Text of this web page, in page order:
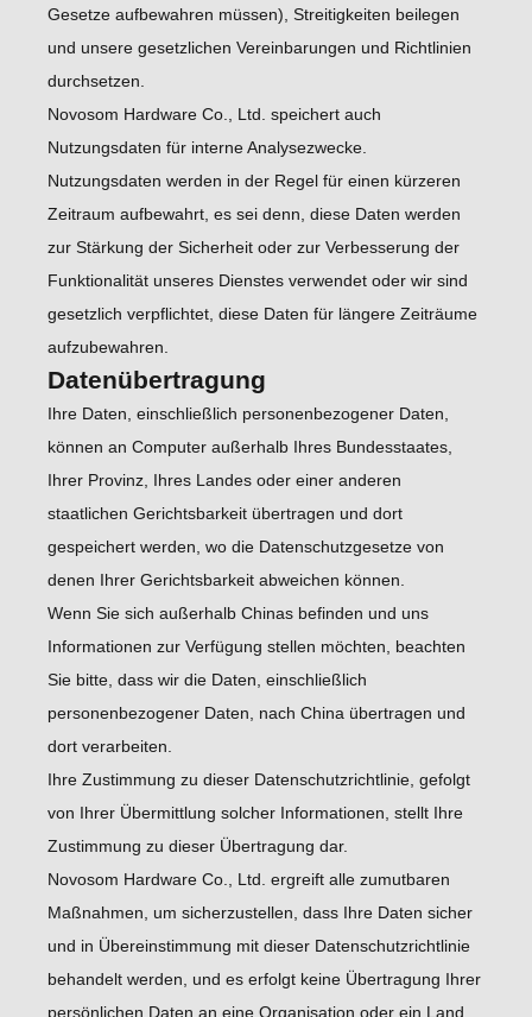
Gesetze aufbewahren müssen), Streitigkeiten beilegen
und unsere gesetzlichen Vereinbarungen und Richtlinien
durchsetzen.
Novosom Hardware Co., Ltd. speichert auch
Nutzungsdaten für interne Analysezwecke.
Nutzungsdaten werden in der Regel für einen kürzeren
Zeitraum aufbewahrt, es sei denn, diese Daten werden
zur Stärkung der Sicherheit oder zur Verbesserung der
Funktionalität unseres Dienstes verwendet oder wir sind
gesetzlich verpflichtet, diese Daten für längere Zeiträume
aufzubewahren.
Datenübertragung
Ihre Daten, einschließlich personenbezogener Daten,
können an Computer außerhalb Ihres Bundesstaates,
Ihrer Provinz, Ihres Landes oder einer anderen
staatlichen Gerichtsbarkeit übertragen und dort
gespeichert werden, wo die Datenschutzgesetze von
denen Ihrer Gerichtsbarkeit abweichen können.
Wenn Sie sich außerhalb Chinas befinden und uns
Informationen zur Verfügung stellen möchten, beachten
Sie bitte, dass wir die Daten, einschließlich
personenbezogener Daten, nach China übertragen und
dort verarbeiten.
Ihre Zustimmung zu dieser Datenschutzrichtlinie, gefolgt
von Ihrer Übermittlung solcher Informationen, stellt Ihre
Zustimmung zu dieser Übertragung dar.
Novosom Hardware Co., Ltd. ergreift alle zumutbaren
Maßnahmen, um sicherzustellen, dass Ihre Daten sicher
und in Übereinstimmung mit dieser Datenschutzrichtlinie
behandelt werden, und es erfolgt keine Übertragung Ihrer
persönlichen Daten an eine Organisation oder ein Land,